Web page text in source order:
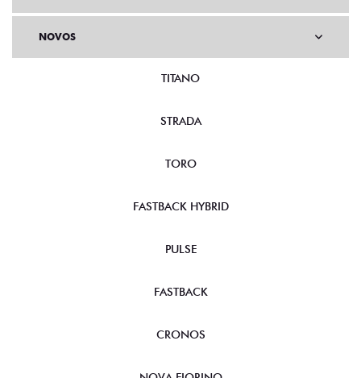
NOVOS
TITANO
STRADA
TORO
FASTBACK HYBRID
PULSE
FASTBACK
CRONOS